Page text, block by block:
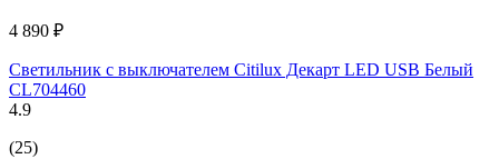
4 890 ₽
Светильник с выключателем Citilux Декарт LED USB Белый
CL704460
4.9
(25)